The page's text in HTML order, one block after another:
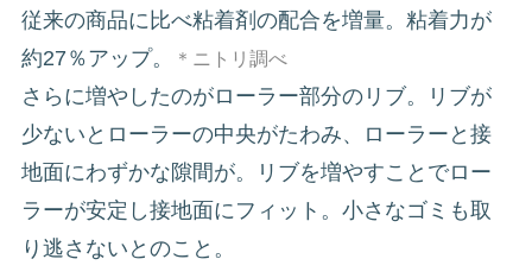
従来の商品に比べ粘着剤の配合を増量。粘着力が
約27％アップ。
＊ニトリ調べ
さらに増やしたのがローラー部分のリブ。リブが
少ないとローラーの中央がたわみ、ローラーと接
地面にわずかな隙間が。リブを増やすことでロー
ラーが安定し接地面にフィット。小さなゴミも取
り逃さないとのこと。